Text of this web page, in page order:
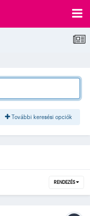
További keresési opciók
RENDEZÉS